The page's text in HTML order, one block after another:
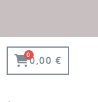
0,00 €